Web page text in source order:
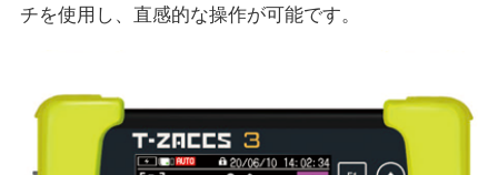
チを使用し、直感的な操作が可能です。